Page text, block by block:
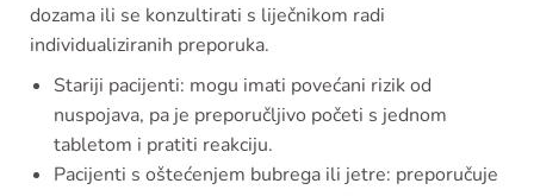
dozama ili se konzultirati s liječnikom radi
individualiziranih preporuka.
Stariji pacijenti: mogu imati povećani rizik od
nuspojava, pa je preporučljivo početi s jednom
tabletom i pratiti reakciju.
Pacijenti s oštećenjem bubrega ili jetre: preporučuje